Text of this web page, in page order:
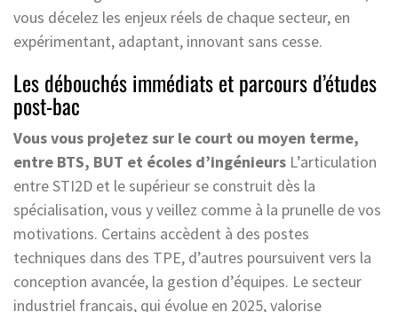
vous décelez les enjeux réels de chaque secteur, en
expérimentant, adaptant, innovant sans cesse.
Les débouchés immédiats et parcours d’études
post-bac
Vous vous projetez sur le court ou moyen terme,
entre BTS, BUT et écoles d’ingénieurs L’articulation
entre STI2D et le supérieur se construit dès la
spécialisation, vous y veillez comme à la prunelle de vos
motivations. Certains accèdent à des postes
techniques dans des TPE, d’autres poursuivent vers la
conception avancée, la gestion d’équipes. Le secteur
industriel français, qui évolue en 2025, valorise